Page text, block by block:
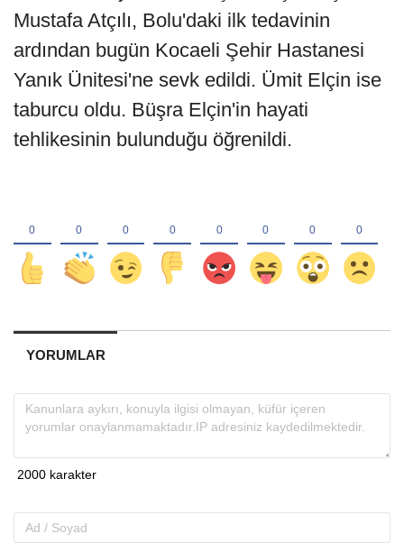
Mustafa Atçılı, Bolu'daki ilk tedavinin
ardından bugün Kocaeli Şehir Hastanesi
Yanık Ünitesi'ne sevk edildi. Ümit Elçin ise
taburcu oldu. Büşra Elçin'in hayati
tehlikesinin bulunduğu öğrenildi.
YORUMLAR